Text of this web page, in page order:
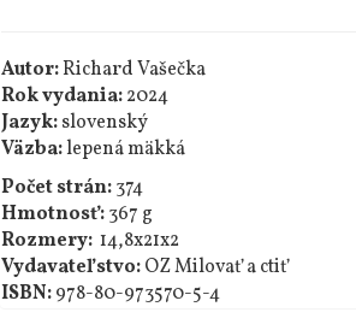
Autor:Richard Vašečka
Rok vydania:2024
Jazyk:slovenský
Väzba:lepená mäkká
Počet strán:374
Hmotnosť:367 g
Rozmery: 14,8x21x2
Vydavateľstvo:OZ Milovať a ctiť
ISBN:978-80-973570-5-4